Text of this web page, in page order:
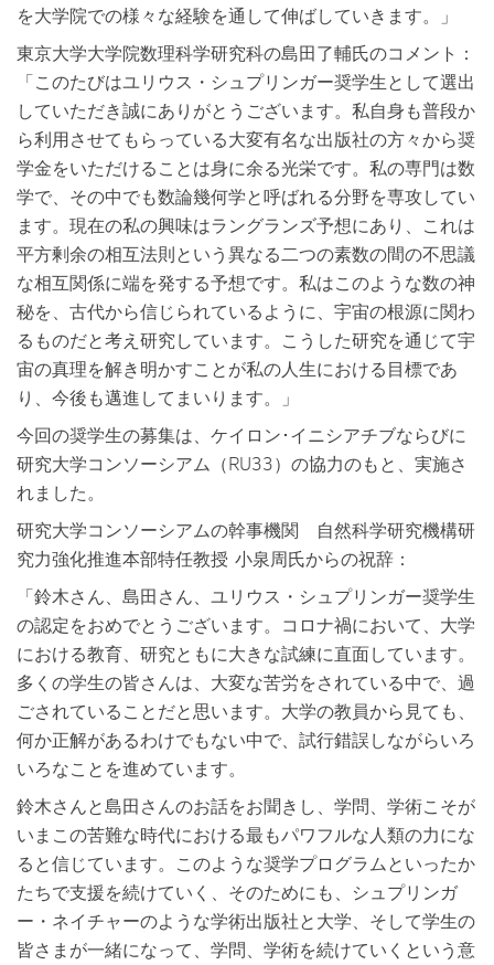
を大学院での様々な経験を通して伸ばしていきます。」
東京大学大学院数理科学研究科の島田了輔氏のコメント：
「このたびはユリウス・シュプリンガー奨学生として選出
していただき誠にありがとうございます。私自身も普段か
ら利用させてもらっている大変有名な出版社の方々から奨
学金をいただけることは身に余る光栄です。私の専門は数
学で、その中でも数論幾何学と呼ばれる分野を専攻してい
ます。現在の私の興味はラングランズ予想にあり、これは
平方剰余の相互法則という異なる二つの素数の間の不思議
な相互関係に端を発する予想です。私はこのような数の神
秘を、古代から信じられているように、宇宙の根源に関わ
るものだと考え研究しています。こうした研究を通じて宇
宙の真理を解き明かすことが私の人生における目標であ
り、今後も邁進してまいります。」
今回の奨学生の募集は、ケイロン･イニシアチブならびに
研究大学コンソーシアム（RU33）の協力のもと、実施さ
れました。
研究大学コンソーシアムの幹事機関 自然科学研究機構研
究力強化推進本部特任教授 小泉周氏からの祝辞：
「鈴木さん、島田さん、ユリウス・シュプリンガー奨学生
の認定をおめでとうございます。コロナ禍において、大学
における教育、研究ともに大きな試練に直面しています。
多くの学生の皆さんは、大変な苦労をされている中で、過
ごされていることだと思います。大学の教員から見ても、
何か正解があるわけでもない中で、試行錯誤しながらいろ
いろなことを進めています。
鈴木さんと島田さんのお話をお聞きし、学問、学術こそが
いまこの苦難な時代における最もパワフルな人類の力にな
ると信じています。このような奨学プログラムといったか
たちで支援を続けていく、そのためにも、シュプリンガ
ー・ネイチャーのような学術出版社と大学、そして学生の
皆さまが一緒になって、学問、学術を続けていくという意